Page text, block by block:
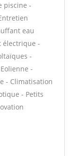
piscine -
eau
électrique -
-
-
- Climatisation
- Petits